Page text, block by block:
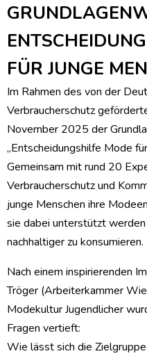
FÜR JUNGE
Im Rahmen des von der
Verbraucherschutz
November 2025 der
„Entscheidungshilfe Mode
Gemeinsam mit rund 20
Verbraucherschutz und
junge Menschen ihre
sie dabei unterstützt
nachhaltiger zu konsumieren.
Nach einem inspirierenden
Tröger (Arbeiterkammer
Modekultur Jugendlicher
Fragen vertieft:
Wie lässt sich die